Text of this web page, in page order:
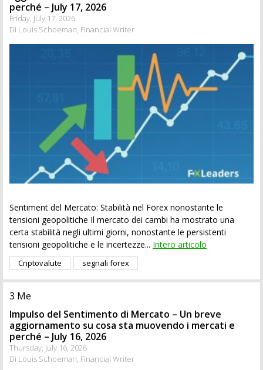
perché – July 17, 2026
Friday, July 17, 2026
Di Louis Schoeman, Financial Writer
Sentiment del Mercato: Stabilità nel Forex nonostante le
tensioni geopolitiche Il mercato dei cambi ha mostrato una
certa stabilità negli ultimi giorni, nonostante le persistenti
tensioni geopolitiche e le incertezze... Intero articolo
Criptovalute segnali forex
3 Me
Impulso del Sentimento di Mercato – Un breve
aggiornamento su cosa sta muovendo i mercati e
perché – July 16, 2026
Thursday, July 16, 2026
Di Louis Schoeman, Financial Writer